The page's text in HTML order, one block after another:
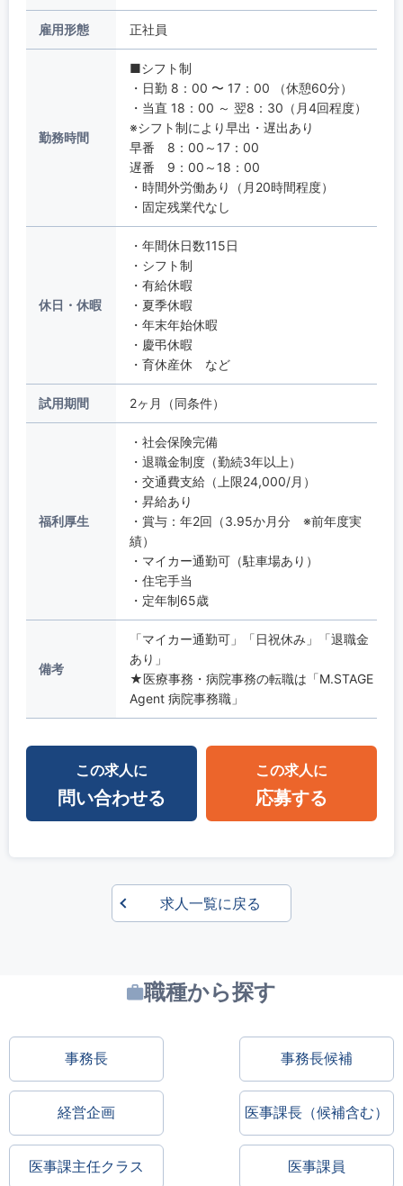
雇用形態 正社員
勤務時間
■シフト制
・日勤 8：00 〜 17：00 （休憩60分）
・当直 18：00 ～ 翌8：30（月4回程度）
※シフト制により早出・遅出あり
早番 8：00～17：00
遅番 9：00～18：00
・時間外労働あり（月20時間程度）
・固定残業代なし
休日・休暇
・年間休日数115日
・シフト制
・有給休暇
・夏季休暇
・年末年始休暇
・慶弔休暇
・育休産休 など
試用期間 2ヶ月（同条件）
福利厚生
・社会保険完備
・退職金制度（勤続3年以上）
・交通費支給（上限24,000/月）
・昇給あり
・賞与：年2回（3.95か月分 ※前年度実
績）
・マイカー通勤可（駐車場あり）
・住宅手当
・定年制65歳
備考
「マイカー通勤可」「日祝休み」「退職金
あり」
★医療事務・病院事務の転職は「M.STAGE
Agent 病院事務職」
この求人に
問い合わせる
この求人に
応募する
求人一覧に戻る
職種から探す
事務長 事務長候補
経営企画 医事課長（候補含む）
医事課主任クラス 医事課員